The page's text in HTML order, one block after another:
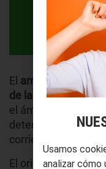
El amperio es una
de la electricidad.
el ámbito
determinar la
corriente eléctrica
El origen del
Usamos
analizar